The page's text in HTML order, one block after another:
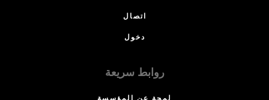
اتصال
دخول
روابط سريعة